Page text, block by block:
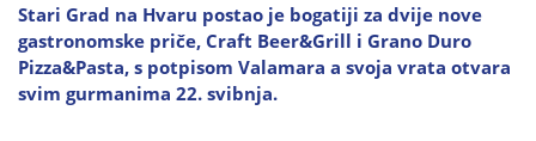
Stari Grad na Hvaru postao je bogatiji za dvije nove
gastronomske priče, Craft Beer&Grill i Grano Duro
Pizza&Pasta, s potpisom Valamara a svoja vrata otvara
svim gurmanima 22. svibnja.